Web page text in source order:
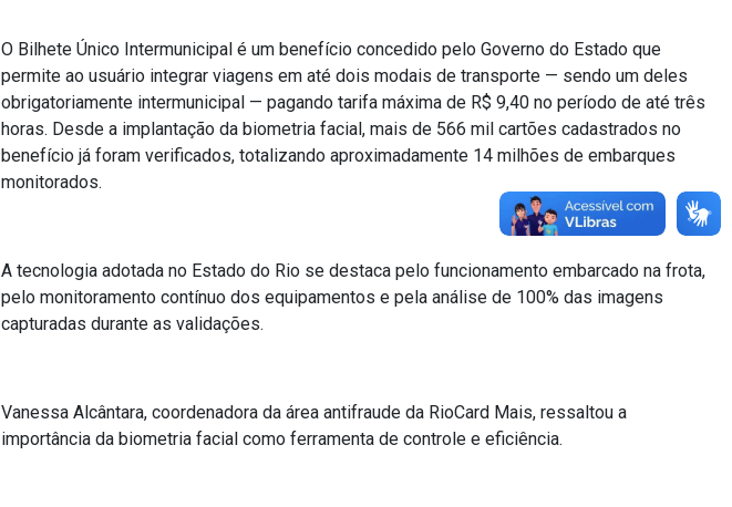
O Bilhete Único Intermunicipal é um benefício concedido pelo Governo do Estado que
permite ao usuário integrar viagens em até dois modais de transporte — sendo um deles
obrigatoriamente intermunicipal — pagando tarifa máxima de R$ 9,40 no período de até três
horas. Desde a implantação da biometria facial, mais de 566 mil cartões cadastrados no
benefício já foram verificados, totalizando aproximadamente 14 milhões de embarques
monitorados.
A tecnologia adotada no Estado do Rio se destaca pelo funcionamento embarcado na frota,
pelo monitoramento contínuo dos equipamentos e pela análise de 100% das imagens
capturadas durante as validações.
Vanessa Alcântara, coordenadora da área antifraude da RioCard Mais, ressaltou a
importância da biometria facial como ferramenta de controle e eficiência.